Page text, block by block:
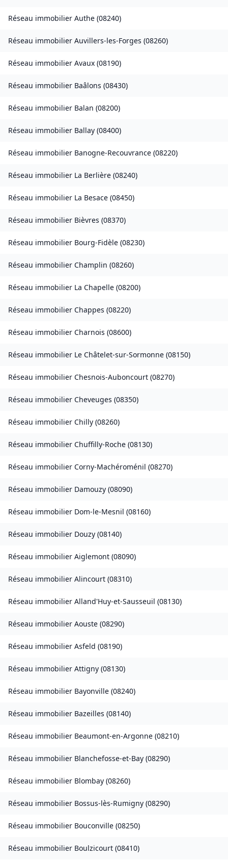
Réseau immobilier Authe (08240)
Réseau immobilier Auvillers-les-Forges (08260)
Réseau immobilier Avaux (08190)
Réseau immobilier Baâlons (08430)
Réseau immobilier Balan (08200)
Réseau immobilier Ballay (08400)
Réseau immobilier Banogne-Recouvrance (08220)
Réseau immobilier La Berlière (08240)
Réseau immobilier La Besace (08450)
Réseau immobilier Bièvres (08370)
Réseau immobilier Bourg-Fidèle (08230)
Réseau immobilier Champlin (08260)
Réseau immobilier La Chapelle (08200)
Réseau immobilier Chappes (08220)
Réseau immobilier Charnois (08600)
Réseau immobilier Le Châtelet-sur-Sormonne (08150)
Réseau immobilier Chesnois-Auboncourt (08270)
Réseau immobilier Cheveuges (08350)
Réseau immobilier Chilly (08260)
Réseau immobilier Chuffilly-Roche (08130)
Réseau immobilier Corny-Machéroménil (08270)
Réseau immobilier Damouzy (08090)
Réseau immobilier Dom-le-Mesnil (08160)
Réseau immobilier Douzy (08140)
Réseau immobilier Aiglemont (08090)
Réseau immobilier Alincourt (08310)
Réseau immobilier Alland'Huy-et-Sausseuil (08130)
Réseau immobilier Aouste (08290)
Réseau immobilier Asfeld (08190)
Réseau immobilier Attigny (08130)
Réseau immobilier Bayonville (08240)
Réseau immobilier Bazeilles (08140)
Réseau immobilier Beaumont-en-Argonne (08210)
Réseau immobilier Blanchefosse-et-Bay (08290)
Réseau immobilier Blombay (08260)
Réseau immobilier Bossus-lès-Rumigny (08290)
Réseau immobilier Bouconville (08250)
Réseau immobilier Boulzicourt (08410)